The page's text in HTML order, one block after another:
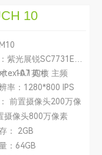
10
紫光展锐SC7731E
A7 四核 主频
：10.1英寸
率：1280*800 IPS
前置摄像头200万像
摄像头800万像素
： 2GB
：64GB